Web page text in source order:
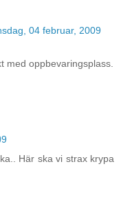
04 februar, 2009
med oppbevaringsplass.
Här ska vi strax krypa